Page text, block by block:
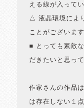
える線が入って
△ 液晶環境によ
ことがございます
■ とっても素敵
だきたいと思っ
作家さんの作品
は存在しない１